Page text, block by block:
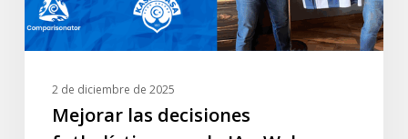
Welcome
Kasımpaşa
2 de diciembre de 2025
Mejorar las decisiones